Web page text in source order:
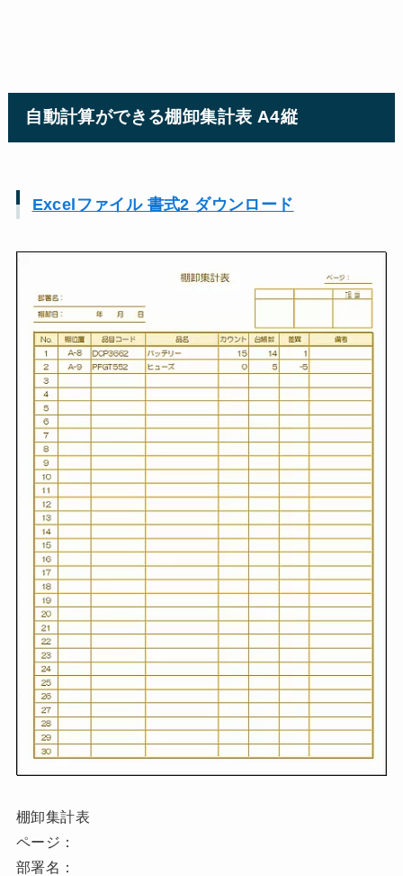
自動計算ができる棚卸集計表 A4縦
Excelファイル 書式2 ダウンロード
棚卸集計表
ページ：
部署名：